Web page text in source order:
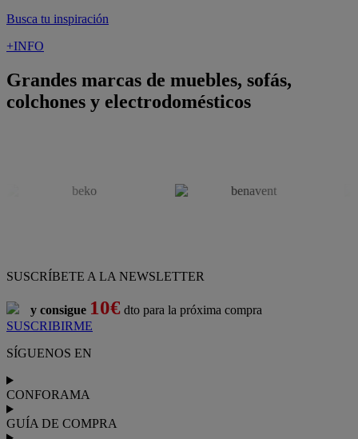
Busca tu inspiración
+INFO
Grandes marcas de muebles, sofás,
colchones y electrodomésticos
SUSCRÍBETE A LA NEWSLETTER
y consigue 10€ dto para la próxima compra
SUSCRIBIRME
SÍGUENOS EN
CONFORAMA
GUÍA DE COMPRA